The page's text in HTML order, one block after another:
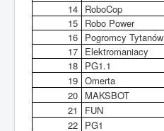
14 RoboCop
15 Robo Power
16 Pogromcy Tytanów
17 Elektromaniacy
18 PG1.1
19 Omerta
20 MAKSBOT
21
FUN
22 PG1